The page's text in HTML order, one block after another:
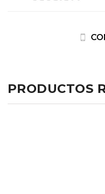
PRODUCTOS